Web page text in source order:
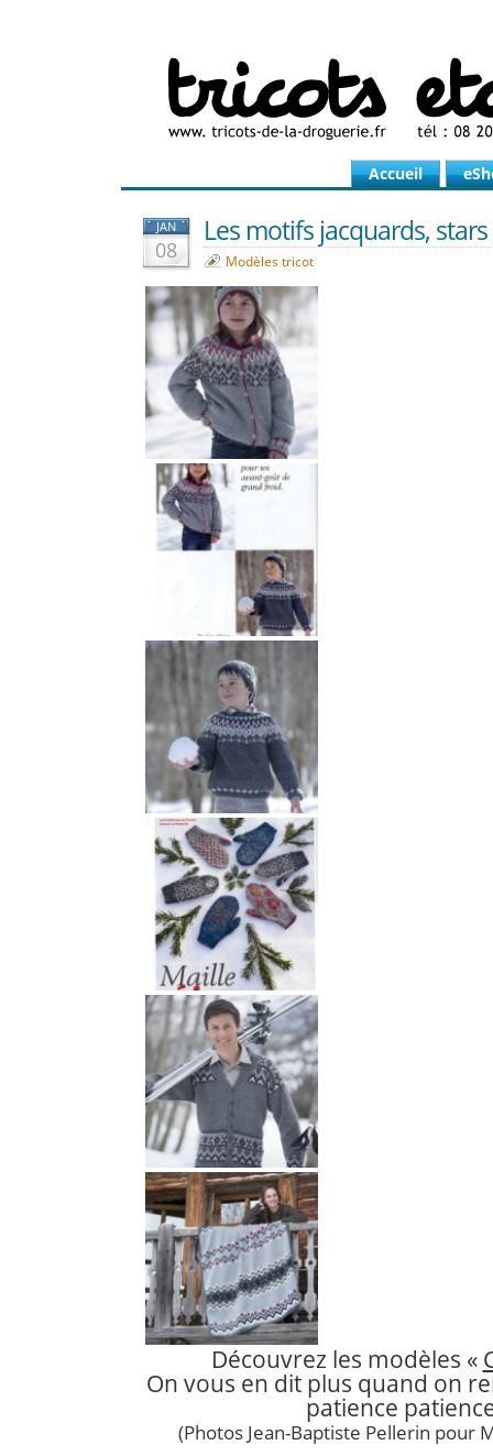
Accueil
JAN
08
Les motifs jacquards, stars
Modèles tricot
Découvrez les modèles «
On vous en dit plus quand on
patience
(Photos Jean-Baptiste Pellerin pour